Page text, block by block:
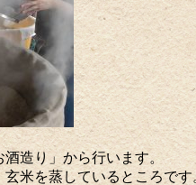
造り」から行います。
米を蒸しているところです